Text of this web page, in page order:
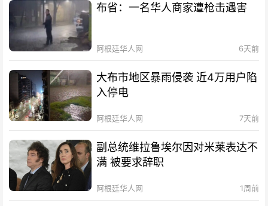
布省：一名华人商家遭枪击遇害
阿根廷华人网 6天前
大布市地区暴雨侵袭 近4万用户陷
入停电
阿根廷华人网 7天前
副总统维拉鲁埃尔因对米莱表达不
满 被要求辞职
阿根廷华人网 1周前